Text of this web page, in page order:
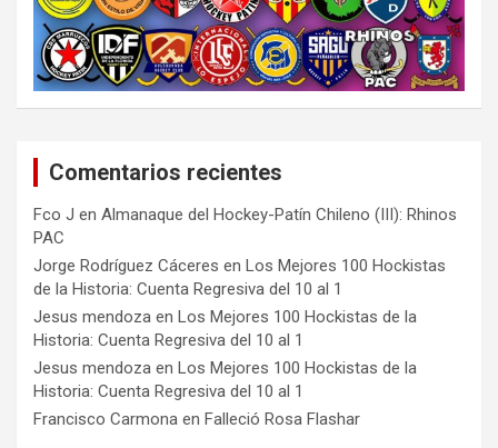
Comentarios recientes
Fco J en Almanaque del Hockey-Patín Chileno (III): Rhinos
PAC
Jorge Rodríguez Cáceres en Los Mejores 100 Hockistas
de la Historia: Cuenta Regresiva del 10 al 1
Jesus mendoza en Los Mejores 100 Hockistas de la
Historia: Cuenta Regresiva del 10 al 1
Jesus mendoza en Los Mejores 100 Hockistas de la
Historia: Cuenta Regresiva del 10 al 1
Francisco Carmona en Falleció Rosa Flashar